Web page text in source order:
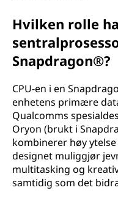
Hvilken rolle
Snapdragon®?
CPU-en i en
enhetens primære
Qualcomms
Oryon (brukt i
kombinerer høy
designet muliggjør
multitasking og
samtidig som det